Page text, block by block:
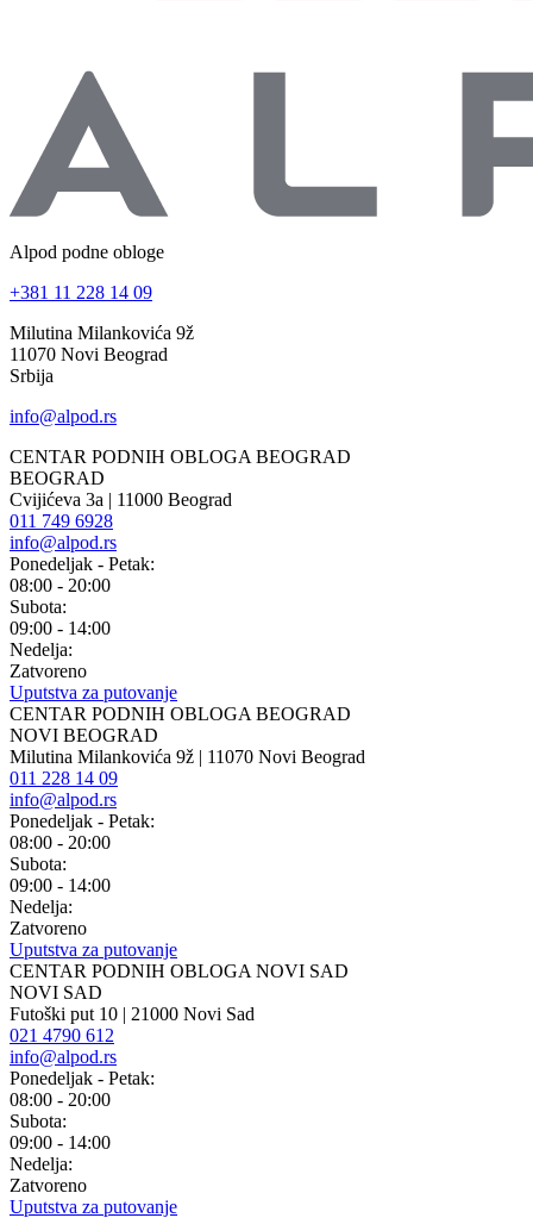
Alpod podne obloge
+381 11 228 14 09
Milutina Milankovića 9ž
11070 Novi Beograd
Srbija
info@alpod.rs
CENTAR PODNIH OBLOGA BEOGRAD
BEOGRAD
Cvijićeva 3a | 11000 Beograd
011 749 6928
info@alpod.rs
Ponedeljak - Petak:
08:00 - 20:00
Subota:
09:00 - 14:00
Nedelja:
Zatvoreno
Uputstva za putovanje
CENTAR PODNIH OBLOGA BEOGRAD
NOVI BEOGRAD
Milutina Milankovića 9ž | 11070 Novi Beograd
011 228 14 09
info@alpod.rs
Ponedeljak - Petak:
08:00 - 20:00
Subota:
09:00 - 14:00
Nedelja:
Zatvoreno
Uputstva za putovanje
CENTAR PODNIH OBLOGA NOVI SAD
NOVI SAD
Futoški put 10 | 21000 Novi Sad
021 4790 612
info@alpod.rs
Ponedeljak - Petak:
08:00 - 20:00
Subota:
09:00 - 14:00
Nedelja:
Zatvoreno
Uputstva za putovanje